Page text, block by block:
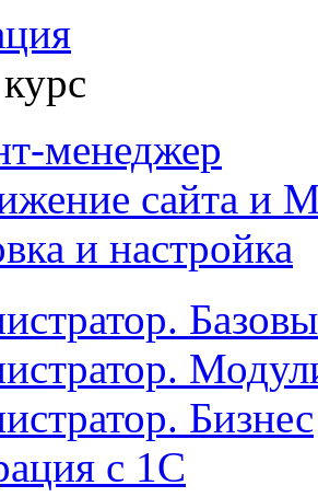
менеджер
сайта и
и настройка
Бизнес
с 1С